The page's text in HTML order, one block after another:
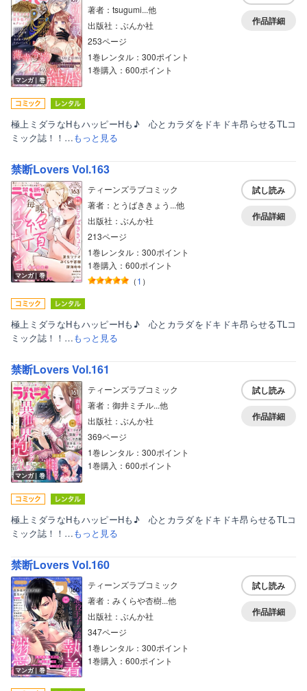
マンガ｜巻
著者：tsugumi...他
出版社：ぶんか社
253ページ
1巻レンタル：300ポイント
1巻購入：600ポイント
作品詳細
極上ミダラなHもハッピーHも♪ 心とカラダをドキドキ昂らせるTLコ
ミック誌！！…もっと見る
禁断Lovers Vol.163
マンガ｜巻
ティーンズラブコミック
著者：とうばききょう...他
出版社：ぶんか社
213ページ
1巻レンタル：300ポイント
1巻購入：600ポイント
（1 ）
試し読み
作品詳細
極上ミダラなHもハッピーHも♪ 心とカラダをドキドキ昂らせるTLコ
ミック誌！！…もっと見る
禁断Lovers Vol.161
マンガ｜巻
ティーンズラブコミック
著者：御井ミチル...他
出版社：ぶんか社
369ページ
1巻レンタル：300ポイント
1巻購入：600ポイント
試し読み
作品詳細
極上ミダラなHもハッピーHも♪ 心とカラダをドキドキ昂らせるTLコ
ミック誌！！…もっと見る
禁断Lovers Vol.160
マンガ｜巻
ティーンズラブコミック
著者：みくらや杏樹...他
出版社：ぶんか社
347ページ
1巻レンタル：300ポイント
1巻購入：600ポイント
試し読み
作品詳細